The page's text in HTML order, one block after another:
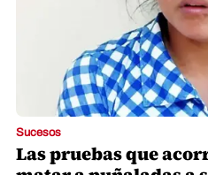
Sucesos
Las pruebas que